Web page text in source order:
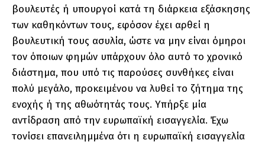
βουλευτές ή υπουργοί κατά τη διάρκεια εξάσκησης
των καθηκόντων τους, εφόσον έχει αρθεί η
βουλευτική τους ασυλία, ώστε να μην είναι όμηροι
τον όποιων φημών υπάρχουν όλο αυτό το χρονικό
διάστημα, που υπό τις παρούσες συνθήκες είναι
πολύ μεγάλο, προκειμένου να λυθεί το ζήτημα της
ενοχής ή της αθωότητάς τους. Υπήρξε μία
αντίδραση από την ευρωπαϊκή εισαγγελία. Έχω
τονίσει επανειλημμένα ότι η ευρωπαϊκή εισαγγελία